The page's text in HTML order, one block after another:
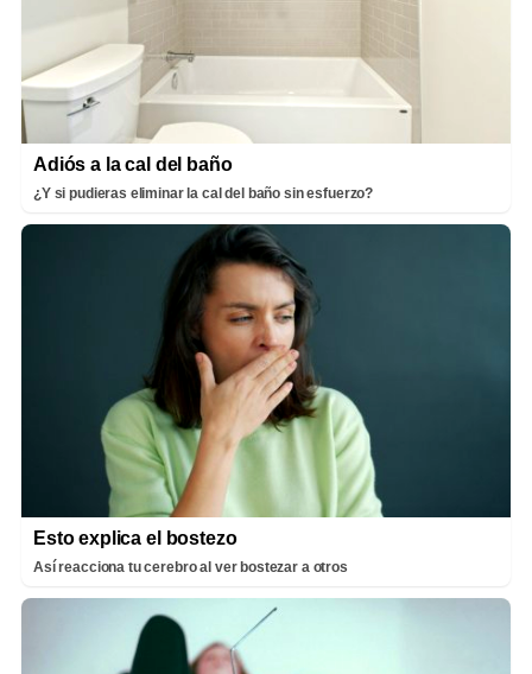
Adiós a la cal del baño
¿Y si pudieras eliminar la cal del baño sin esfuerzo?
Esto explica el bostezo
Así reacciona tu cerebro al ver bostezar a otros